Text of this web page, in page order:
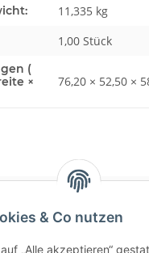
& Co nutzen
„Alle akzeptieren“
11,335 kg
1,00 Stück
(
×
76,20 × 52,50 ×